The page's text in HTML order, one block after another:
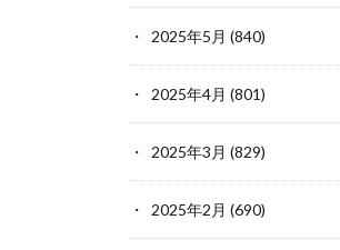
2025年5月 (840)
2025年4月 (801)
2025年3月 (829)
2025年2月 (690)